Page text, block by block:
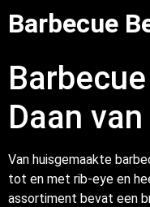
Barbecue
Daan
Van huisgemaakte
tot en met rib-eye en
assortiment bevat een